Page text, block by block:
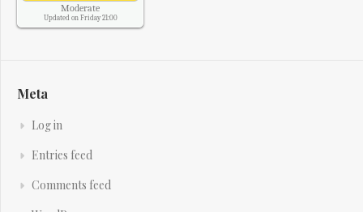
Moderate
Updated on Friday 21:00
Meta
Log in
Entries feed
Comments feed